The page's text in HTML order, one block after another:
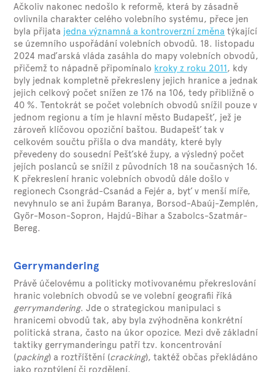
Ačkoliv nakonec nedošlo k reformě, která by zásadně
ovlivnila charakter celého volebního systému, přece jen
byla přijata jedna významná a kontroverzní změna týkající
se územního uspořádání volebních obvodů. 18. listopadu
2024 maďarská vláda zasáhla do mapy volebních obvodů,
přičemž to nápadně připomínalo kroky z roku 2011, kdy
byly jednak kompletně překresleny jejich hranice a jednak
jejich celkový počet snížen ze 176 na 106, tedy přibližně o
40 %. Tentokrát se počet volebních obvodů snížil pouze v
jednom regionu a tím je hlavní město Budapešť, jež je
zároveň klíčovou opoziční baštou. Budapešť tak v
celkovém součtu přišla o dva mandáty, které byly
převedeny do sousední Pešťské župy, a výsledný počet
jejích poslanců se snížil z původních 18 na současných 16.
K překreslení hranic volebních obvodů dále došlo v
regionech Csongrád-Csanád a Fejér a, byť v menší míře,
nevyhnulo se ani župám Baranya, Borsod-Abaúj-Zemplén,
Győr-Moson-Sopron, Hajdú-Bihar a Szabolcs-Szatmár-
Bereg.
Gerrymandering
Právě účelovému a politicky motivovanému překreslování
hranic volebních obvodů se ve volební geografii říká
gerrymandering. Jde o strategickou manipulaci s
hranicemi obvodů tak, aby byla zvýhodněna konkrétní
politická strana, často na úkor opozice. Mezi dvě základní
taktiky gerrymanderingu patří tzv. koncentrování
(packing) a roztříštění (cracking), taktéž občas překládáno
jako rozptýlení či rozdělení.